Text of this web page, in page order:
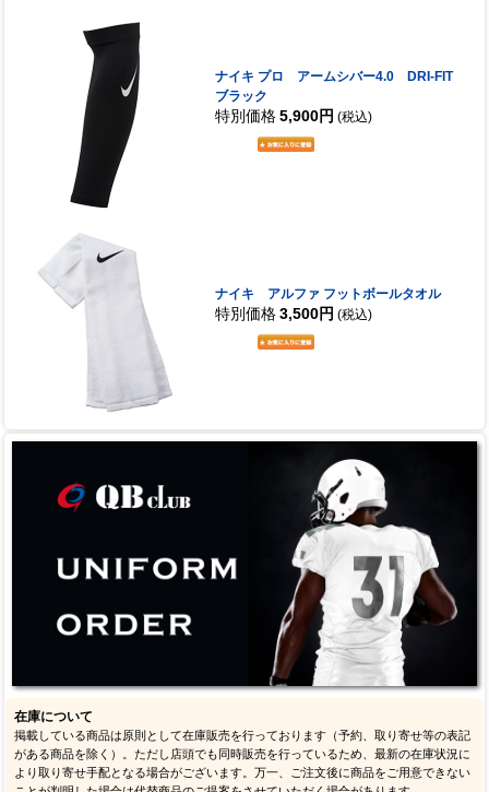
ナイキ プロ アームシバー4.0 DRI-FIT
ブラック
特別価格 5,900円 (税込)
ナイキ アルファ フットボールタオル
特別価格 3,500円 (税込)
在庫について
掲載している商品は原則として在庫販売を行っております（予約、取り寄せ等の表記
がある商品を除く）。ただし店頭でも同時販売を行っているため、最新の在庫状況に
より取り寄せ手配となる場合がございます。万一、ご注文後に商品をご用意できない